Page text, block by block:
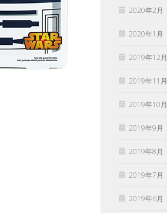
2020年2月
2020年1月
2019年12月
2019年11月
2019年10月
2019年9月
2019年8月
2019年7月
2019年6月